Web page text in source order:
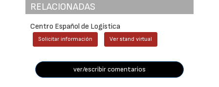
RELACIONADAS
Centro Español de Logística
Solicitar información Ver stand virtual
ver/escribir comentarios